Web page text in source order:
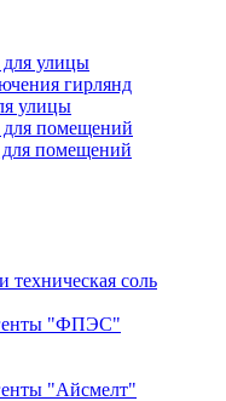
улицы
гирлянд
улицы
помещений
помещений
техническая соль
"ФПЭС"
"Айсмелт"